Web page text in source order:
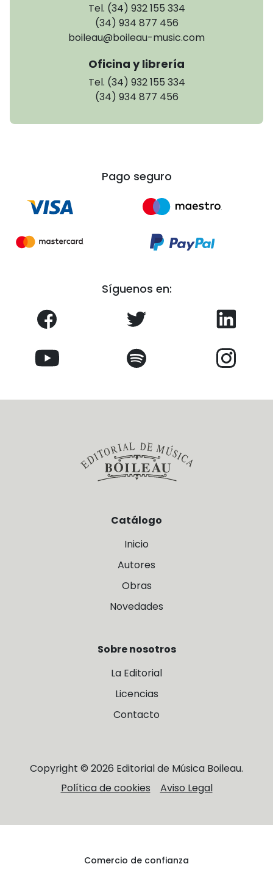
Tel. (34) 932 155 334
(34) 934 877 456
boileau@boileau-music.com
Oficina y librería
Tel. (34) 932 155 334
(34) 934 877 456
Pago seguro
Síguenos en:
Catálogo
Inicio
Autores
Obras
Novedades
Sobre nosotros
La Editorial
Licencias
Contacto
Copyright © 2026 Editorial de Música Boileau.
Política de cookies
Aviso Legal
Comercio de confianza